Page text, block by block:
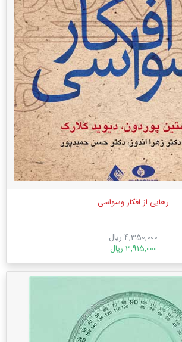
رهایی از افکار وسواسی
4,350,000 ریال
3,915,000 ریال